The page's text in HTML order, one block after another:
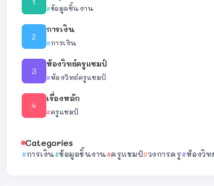
ข้อมูลชิ้นงาน
การเงิน
การเงิน
ห้องวิทย์ครูแชมป์
ห้องวิทย์ครูแชมป์
เรื่องหลัก
ครูแชมป์
Categories
การเงิน ข้อมูลชิ้นงาน ครูแชมป์ วงการครู ห้องวิ